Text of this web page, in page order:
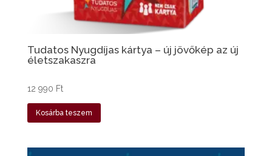
Tudatos Nyugdíjas kártya – új jövőkép az új
életszakaszra
12 990 Ft
Kosárba teszem